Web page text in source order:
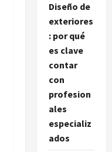
Diseño de
exteriores
: por qué
es clave
contar
con
profesion
ales
especializ
ados